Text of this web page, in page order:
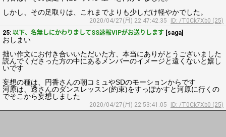
しかし、その足取りは、これまでよりも少しだけ軽やかでした。
2020/04/27(月) 22:47:42.35
ID: /T0Ck7Xb0 (25)
25: 以下、名無しにかわりましてSS速報VIPがお送りします [saga]
おしまい
拙い作文にお付き合いいただいた方、本当にありがとうございました
読んでくださった方の中にあるメンバーのイメージと遠くないと嬉し
いです
妄想の種は、円香さんの朝コミュやSDのモーションからです
河原は、透さんのダンスレッスン(約束)をすっぽかすと河原に行くの
でそこから妄想しました
2020/04/27(月) 22:53:41.05 ID: /T0Ck7Xb0 (25)